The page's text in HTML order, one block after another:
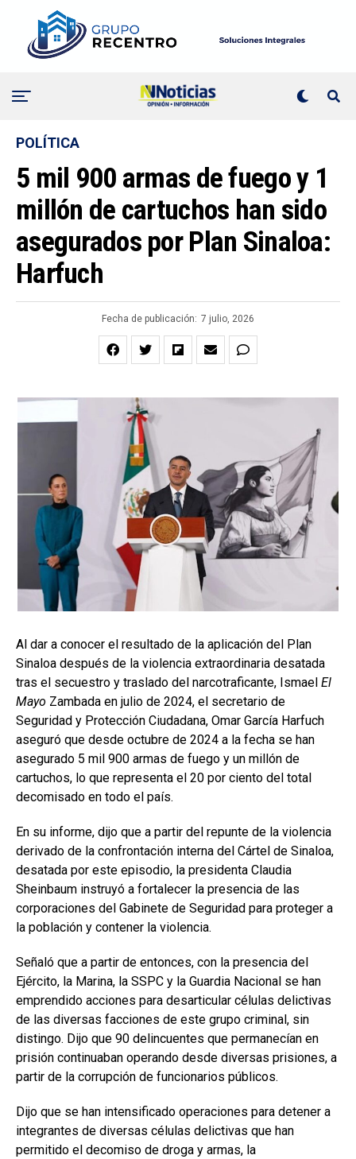
POLÍTICA
5 mil 900 armas de fuego y 1
millón de cartuchos han sido
asegurados por Plan Sinaloa:
Harfuch
Fecha de publicación: 7 julio, 2026
Al dar a conocer el resultado de la aplicación del Plan
Sinaloa después de la violencia extraordinaria desatada
tras el secuestro y traslado del narcotraficante, Ismael El
Mayo Zambada en julio de 2024, el secretario de
Seguridad y Protección Ciudadana, Omar García Harfuch
aseguró que desde octubre de 2024 a la fecha se han
asegurado 5 mil 900 armas de fuego y un millón de
cartuchos, lo que representa el 20 por ciento del total
decomisado en todo el país.
En su informe, dijo que a partir del repunte de la violencia
derivado de la confrontación interna del Cártel de Sinaloa,
desatada por este episodio, la presidenta Claudia
Sheinbaum instruyó a fortalecer la presencia de las
corporaciones del Gabinete de Seguridad para proteger a
la población y contener la violencia.
Señaló que a partir de entonces, con la presencia del
Ejército, la Marina, la SSPC y la Guardia Nacional se han
emprendido acciones para desarticular células delictivas
de las diversas facciones de este grupo criminal, sin
distingo. Dijo que 90 delincuentes que permanecían en
prisión continuaban operando desde diversas prisiones, a
partir de la corrupción de funcionarios públicos.
Dijo que se han intensificado operaciones para detener a
integrantes de diversas células delictivas que han
permitido el decomiso de droga y armas, la